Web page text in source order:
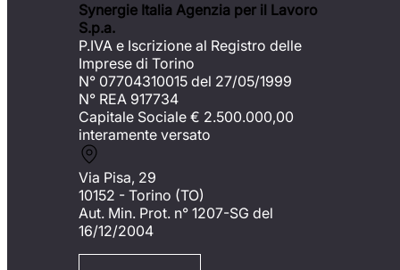
Synergie Italia Agenzia per il Lavoro
S.p.a.
P.IVA e Iscrizione al Registro delle
Imprese di Torino
N° 07704310015 del 27/05/1999
N° REA 917734
Capitale Sociale € 2.500.000,00
interamente versato
Via Pisa, 29
10152 - Torino (TO)
Aut. Min. Prot. n° 1207-SG del
16/12/2004